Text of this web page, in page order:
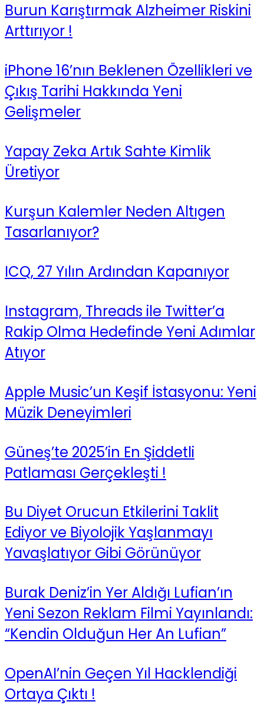
Burun Karıştırmak Alzheimer Riskini
Arttırıyor !
iPhone 16’nın Beklenen Özellikleri ve
Çıkış Tarihi Hakkında Yeni
Gelişmeler
Yapay Zeka Artık Sahte Kimlik
Üretiyor
Kurşun Kalemler Neden Altıgen
Tasarlanıyor?
ICQ, 27 Yılın Ardından Kapanıyor
Instagram, Threads ile Twitter’a
Rakip Olma Hedefinde Yeni Adımlar
Atıyor
Apple Music’un Keşif İstasyonu: Yeni
Müzik Deneyimleri
Güneş’te 2025’in En Şiddetli
Patlaması Gerçekleşti !
Bu Diyet Orucun Etkilerini Taklit
Ediyor ve Biyolojik Yaşlanmayı
Yavaşlatıyor Gibi Görünüyor
Burak Deniz’in Yer Aldığı Lufian’ın
Yeni Sezon Reklam Filmi Yayınlandı:
“Kendin Olduğun Her An Lufian”
OpenAI’nin Geçen Yıl Hacklendiği
Ortaya Çıktı !